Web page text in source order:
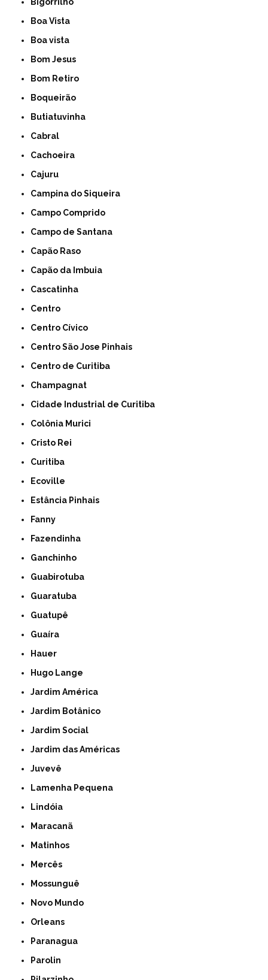
Boa Vista
Boa vista
Bom Jesus
Bom Retiro
Boqueirão
Butiatuvinha
Cabral
Cachoeira
Cajuru
Campina do Siqueira
Campo Comprido
Campo de Santana
Capão Raso
Capão da Imbuia
Cascatinha
Centro
Centro Cívico
Centro São Jose Pinhais
Centro de Curitiba
Champagnat
Cidade Industrial de Curitiba
Colônia Murici
Cristo Rei
Curitiba
Ecoville
Estância Pinhais
Fanny
Fazendinha
Ganchinho
Guabirotuba
Guaratuba
Guatupê
Guaíra
Hauer
Hugo Lange
Jardim América
Jardim Botânico
Jardim Social
Jardim das Américas
Juvevê
Lamenha Pequena
Lindóia
Maracanã
Matinhos
Mercês
Mossunguê
Novo Mundo
Orleans
Paranagua
Parolin